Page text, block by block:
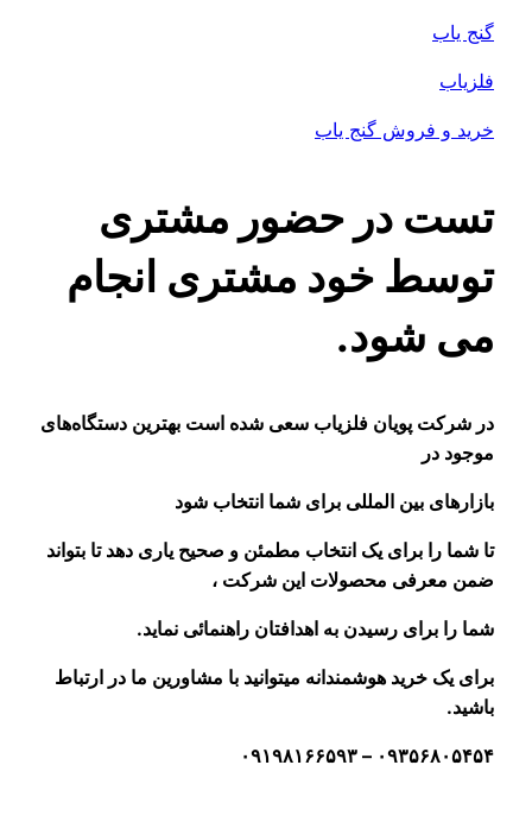
گنج یاب
فلزیاب
خرید و فروش گنج یاب
تست در حضور مشتری
توسط خود مشتری انجام
می شود.
در شرکت پویان فلزیاب سعی شده است بهترین دستگاه‌های
موجود در
بازار‌های بین المللی برای شما انتخاب شود
تا شما را برای یک انتخاب مطمئن و صحیح یاری دهد تا بتواند
ضمن معرفی محصولات این شرکت ،
شما را برای رسیدن به اهدافتان راهنمائی نماید.
برای یک خرید هوشمندانه میتوانید با مشاورین ما در ارتباط
باشید.
۰۹۳۵۶۸۰۵۴۵۴ – ۰۹۱۹۸۱۶۶۵۹۳